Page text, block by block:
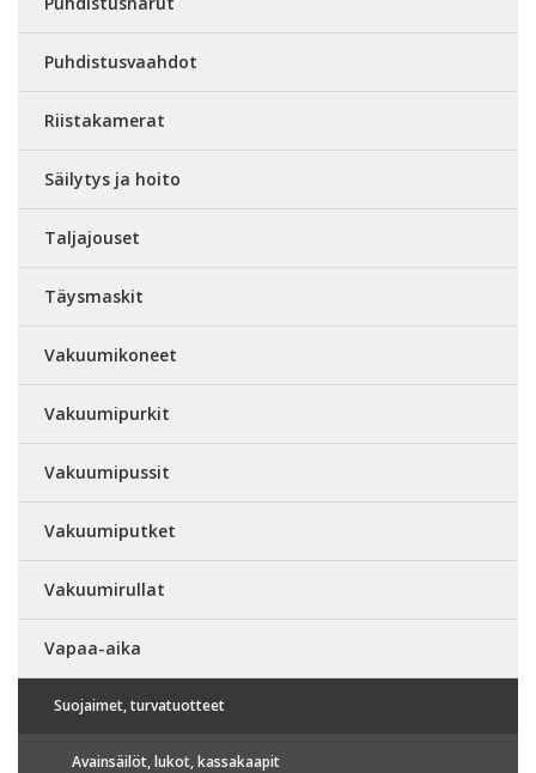
Puhdistusvaahdot
Riistakamerat
Säilytys ja hoito
Taljajouset
Täysmaskit
Vakuumikoneet
Vakuumipurkit
Vakuumipussit
Vakuumiputket
Vakuumirullat
Vapaa-aika
Suojaimet, turvatuotteet
Avainsäilöt, lukot, kassakaapit